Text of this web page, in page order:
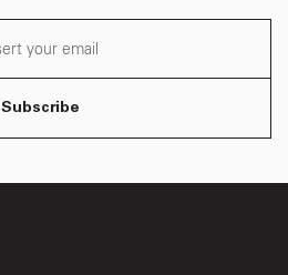
Subscribe